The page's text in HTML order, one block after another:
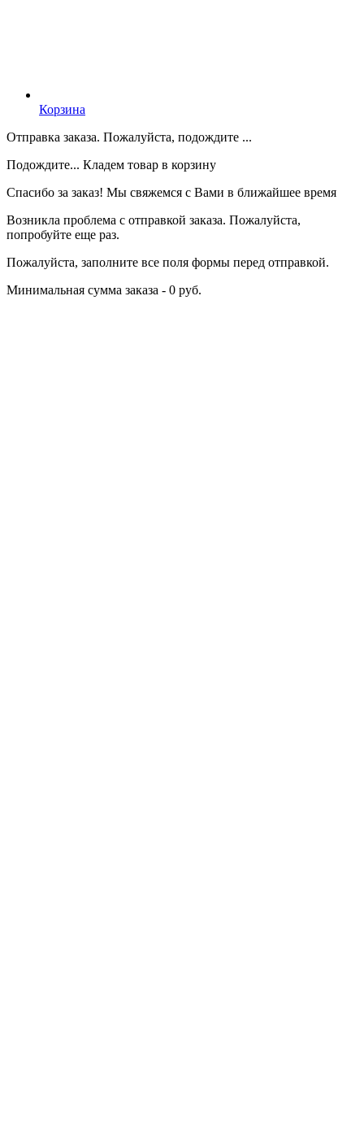
Корзина
Отправка заказа. Пожалуйста, подождите ...
Подождите... Кладем товар в корзину
Спасибо за заказ! Мы свяжемся с Вами в ближайшее время
Возникла проблема с отправкой заказа. Пожалуйста,
попробуйте еще раз.
Пожалуйста, заполните все поля формы перед отправкой.
Минимальная сумма заказа - 0 руб.